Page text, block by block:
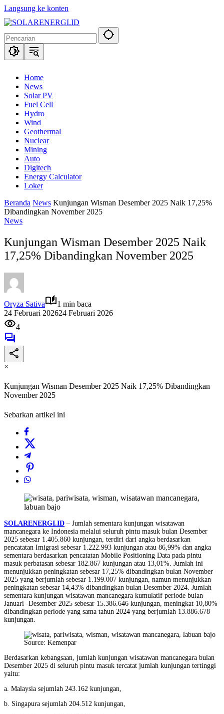
Langsung ke konten
Home
News
Solar PV
Fuel Cell
Hydro
Wind
Geothermal
Nuclear
Mining
Auto
Digitech
Energy Calculator
Loker
Beranda News Kunjungan Wisman Desember 2025 Naik 17,25%
Dibandingkan November 2025
News
Kunjungan Wisman Desember 2025 Naik
17,25% Dibandingkan November 2025
Oryza Sativa
1 min baca
24 Februari 202624 Februari 2026
4
×
Kunjungan Wisman Desember 2025 Naik 17,25% Dibandingkan
November 2025
Sebarkan artikel ini
SOLARENERGI.ID – Jumlah sementara kunjungan wisatawan
mancanegara ke Indonesia melalui seluruh pintu masuk bulan Desember
2025 sebesar 1.405.860 kunjungan, terdiri dari angka berdasarkan
pencatatan Imigrasi sebesar 1.222.993 kunjungan atau 86,99% dan angka
sementara berdasarkan pencatatan Mobile Positioning Data pada pintu
masuk perbatasan sebesar 182.867 kunjungan atau 13,01%. Jumlah ini
menunjukkan peningkatan sebesar 17,25% dibandingkan bulan November
2025 yang berjumlah sebesar 1.199.007 kunjungan, namun menunjukkan
peningkatan sebesar 14,43% dibandingkan bulan Desember 2024. Jumlah
sementara kunjungan wisatawan mancanegara kumulatif periode bulan
Januari -Desember 2025 sebesar 15.386.646 kunjungan, meningkat 10,80%
dibandingkan periode yang sama tahun 2024 yang berjumlah 13.886.678
kunjungan.
Source: Kemenpar
Berdasarkan kebangsaan, jumlah kunjungan wisatawan mancanegara bulan
Desember 2025 di seluruh pintu masuk tercatat jumlah kunjungan tertinggi
yaitu:
a. Malaysia sejumlah 243.162 kunjungan,
b. Singapura sejumlah 204.512 kunjungan,